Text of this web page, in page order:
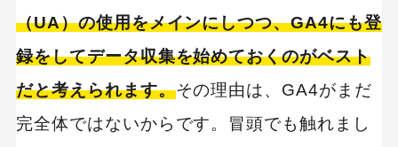
（UA）の使用をメインにしつつ、GA4にも登
録をしてデータ収集を始めておくのがベスト
だと考えられます。その理由は、GA4がまだ
完全体ではないからです。冒頭でも触れまし